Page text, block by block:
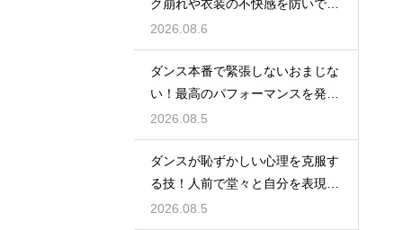
ク崩れや衣装の不快感を防いで快
適に踊る
2026.08.6
ダンス本番で緊張しないおまじな
い！最高のパフォーマンスを発揮
する心理術
2026.08.5
ダンスが恥ずかしい心理を克服す
る技！人前で堂々と自分を表現す
るステップ
2026.08.5